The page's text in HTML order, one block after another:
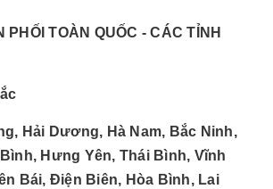
TOÀN QUỐC - CÁC TỈNH
Hải Dương, Hà Nam, Bắc Ninh,
Hưng Yên, Thái Bình, Vĩnh
Bái, Điện Biên, Hòa Bình, Lai